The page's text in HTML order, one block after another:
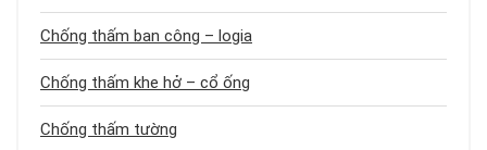
Chống thấm ban công – logia
Chống thấm khe hở – cổ ống
Chống thấm tường